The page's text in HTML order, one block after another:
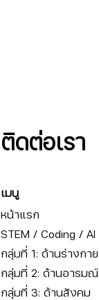
ติดต่อเรา
เมนู
หน้าแรก
STEM / Coding / AI
กลุ่มที่ 1: ด้านร่างกาย
กลุ่มที่ 2: ด้านอารมณ์
กลุ่มที่ 3: ด้านสังคม